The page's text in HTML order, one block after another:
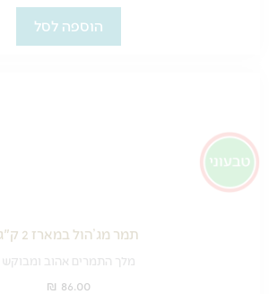
הוספה לסל
תמר מג’הול במארז 2 ק"ג
מלך התמרים אהוב ומבוקש
₪ 86.00